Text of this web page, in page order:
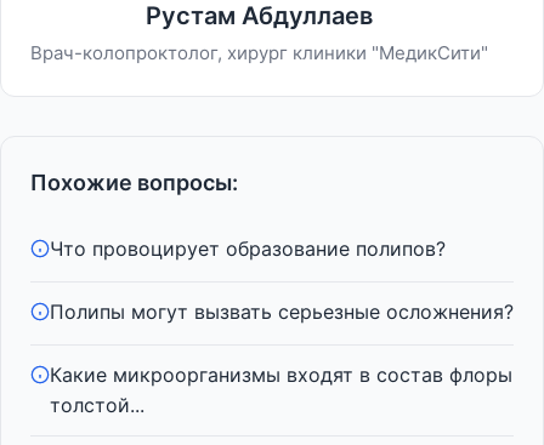
Рустам Абдуллаев
Врач-колопроктолог, хирург клиники "МедикСити"
Похожие вопросы:
Что провоцирует образование полипов?
Полипы могут вызвать серьезные осложнения?
Какие микроорганизмы входят в состав флоры
толстой...